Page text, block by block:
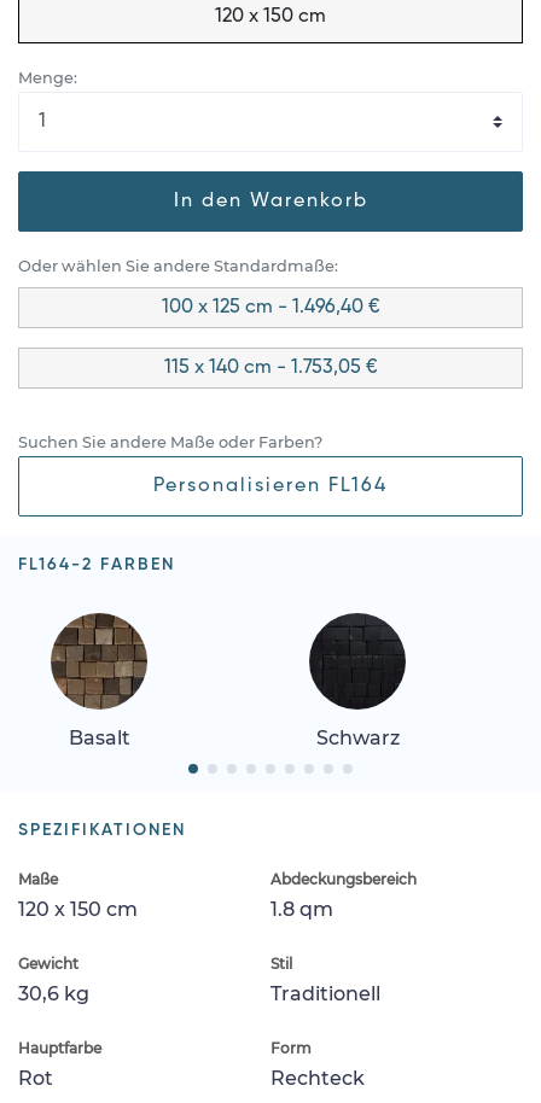
120 x 150 cm
Menge:
In den Warenkorb
Oder wählen Sie andere Standardmaße:
100 x 125 cm - 1.496,40 €
115 x 140 cm - 1.753,05 €
Suchen Sie andere Maße oder Farben?
Personalisieren FL164
FL164-2 FARBEN
Basalt Schwarz
SPEZIFIKATIONEN
Maße
120 x 150 cm
Abdeckungsbereich
1.8 qm
Gewicht
30,6 kg
Stil
Traditionell
Hauptfarbe
Rot
Form
Rechteck